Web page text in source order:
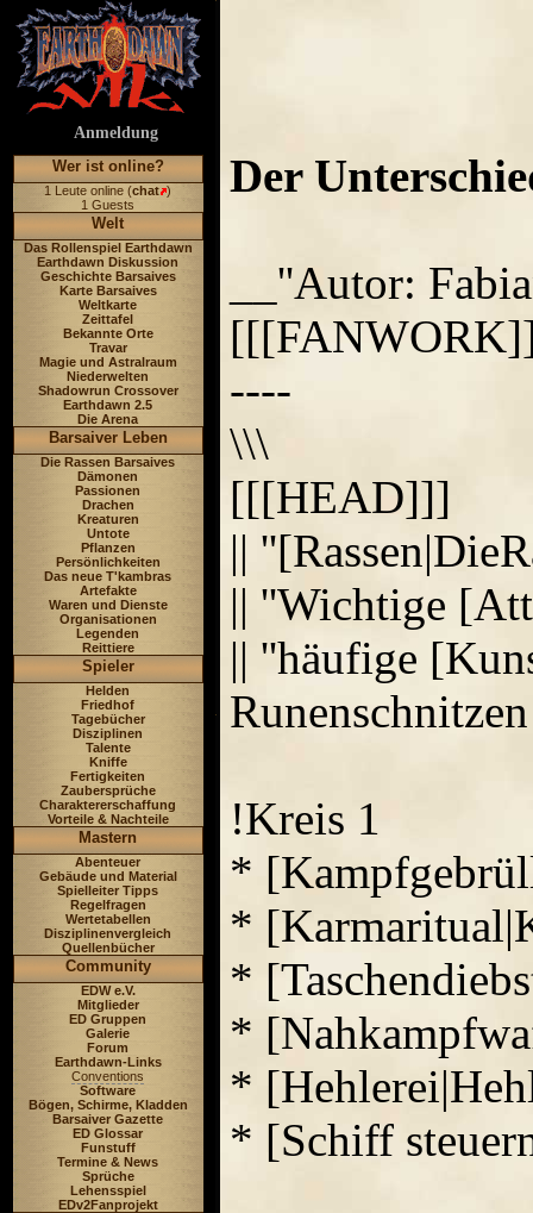
Anmeldung
Wer ist online?
1 Leute online (chat )
1 Guests
Welt
Das Rollenspiel Earthdawn
Earthdawn Diskussion
Geschichte Barsaives
Karte Barsaives
Weltkarte
Zeittafel
Bekannte Orte
Travar
Magie und Astralraum
Niederwelten
Shadowrun Crossover
Earthdawn 2.5
Die Arena
Barsaiver Leben
Die Rassen Barsaives
Dämonen
Passionen
Drachen
Kreaturen
Untote
Pflanzen
Persönlichkeiten
Das neue T'kambras
Artefakte
Waren und Dienste
Organisationen
Legenden
Reittiere
Spieler
Helden
Friedhof
Tagebücher
Disziplinen
Talente
Kniffe
Fertigkeiten
Zaubersprüche
Charaktererschaffung
Vorteile & Nachteile
Mastern
Abenteuer
Gebäude und Material
Spielleiter Tipps
Regelfragen
Wertetabellen
Disziplinenvergleich
Quellenbücher
Community
EDW e.V.
Mitglieder
ED Gruppen
Galerie
Forum
Earthdawn-Links
Conventions
Software
Bögen, Schirme, Kladden
Barsaiver Gazette
ED Glossar
Funstuff
Termine & News
Sprüche
Lehensspiel
EDv2Fanprojekt
Der
__''Autor:
----
\\\
[[[HEAD]]]
||
|| ''Wichtige
|| ''häufige
Runenschnitzen
!Kreis 1
*
*
*
*
*
* [Schiff